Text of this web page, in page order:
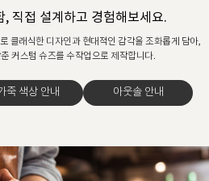
, 직접 설계하고 경험해보세요.
클래식한 디자인과 현대적인 감각을 조화롭게 담아,
커스텀 슈즈를 수작업으로 제작합니다.
죽 색상 안내 아웃솔 안내